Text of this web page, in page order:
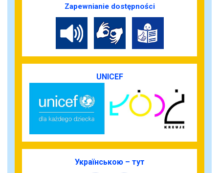
Zapewnianie dostępności
UNICEF
Українською – тут